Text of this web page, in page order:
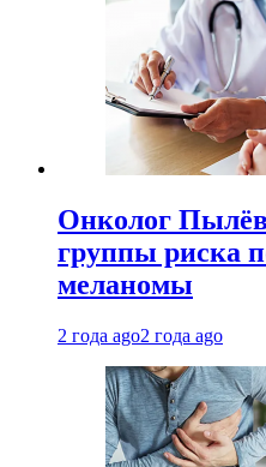
Онколог
группы риска
меланомы
2 года ago2 года ago